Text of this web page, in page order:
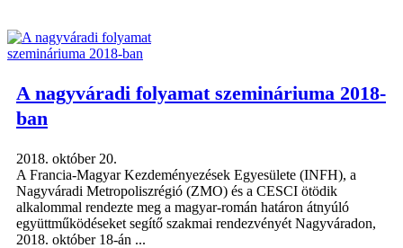
A nagyváradi folyamat szemináriuma 2018-
ban
2018. október 20.
A Francia-Magyar Kezdeményezések Egyesülete (INFH), a
Nagyváradi Metropoliszrégió (ZMO) és a CESCI ötödik
alkalommal rendezte meg a magyar-román határon átnyúló
együttműködéseket segítő szakmai rendezvényét Nagyváradon,
2018. október 18-án ...